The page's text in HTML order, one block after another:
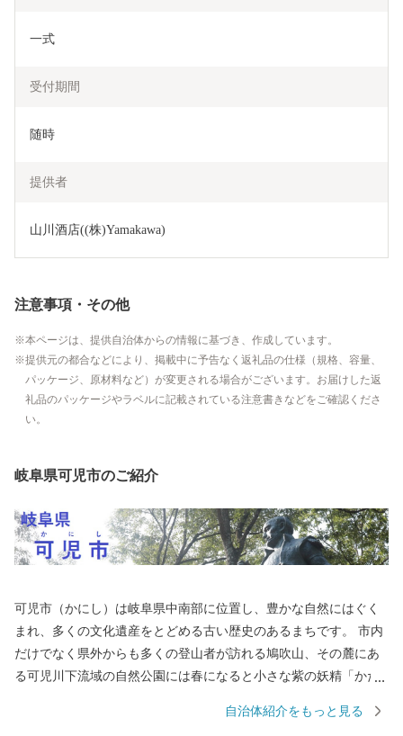
一式
受付期間
随時
提供者
山川酒店((株)Yamakawa)
注意事項・その他
本ページは、提供自治体からの情報に基づき、作成しています。
提供元の都合などにより、掲載中に予告なく返礼品の仕様（規格、容量、
パッケージ、原材料など）が変更される場合がございます。お届けした返
礼品のパッケージやラベルに記載されている注意書きなどをご確認くださ
い。
岐阜県可児市のご紹介
可児市（かにし）は岐阜県中南部に位置し、豊かな自然にはぐく
まれ、多くの文化遺産をとどめる古い歴史のあるまちです。 市内
だけでなく県外からも多くの登山者が訪れる鳩吹山、その麓にあ
る可児川下流域の自然公園には春になると小さな紫の妖精「かた
多くの方が毎年訪れています。 国指定史跡長塚古墳、銅たく発掘
自治体紹介をもっと見る